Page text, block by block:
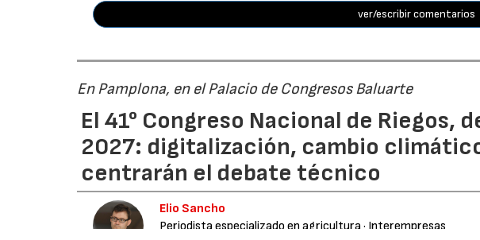
ver/escribir comentarios
En Pamplona, en el Palacio de Congresos Baluarte
El 41° Congreso Nacional de Riegos,
2027: digitalización, cambio
centrarán el debate técnico
Elio Sancho
Periodista especializado en agricultura · Interempresas